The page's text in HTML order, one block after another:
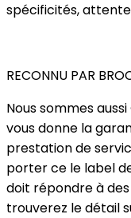
spécificités,
RECONNU PAR
Nous sommes
vous donne la
prestation de
porter ce le label
doit répondre à
trouverez le détail